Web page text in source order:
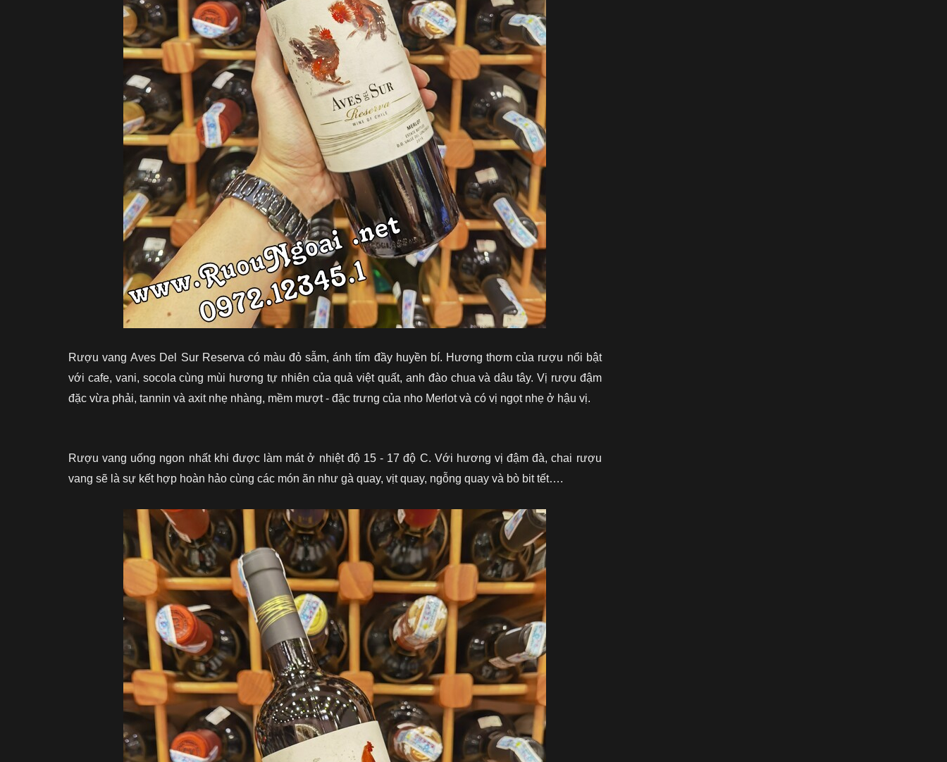
Rượu vang Aves Del Sur Reserva có màu đỏ sẫm, ánh tím đầy huyền bí. Hương thơm của rượu nổi bật
với cafe, vani, socola cùng mùi hương tự nhiên của quả việt quất, anh đào chua và dâu tây. Vị rượu đậm
đặc vừa phải, tannin và axit nhẹ nhàng, mềm mượt - đặc trưng của nho Merlot và có vị ngọt nhẹ ở hậu vị.
Rượu vang uống ngon nhất khi được làm mát ở nhiệt độ 15 - 17 độ C. Với hương vị đậm đà, chai rượu
vang sẽ là sự kết hợp hoàn hảo cùng các món ăn như gà quay, vịt quay, ngỗng quay và bò bit tết….